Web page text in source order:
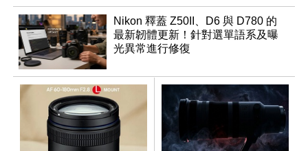
Nikon 釋蓋 Z50II、D6 與 D780 的
最新韌體更新！針對選單語系及曝
光異常進行修復